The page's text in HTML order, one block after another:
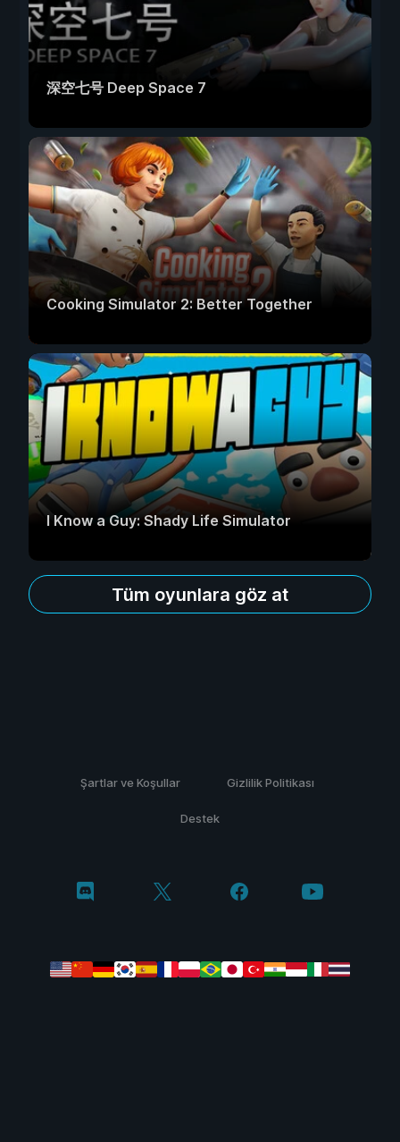
深空七号 Deep Space 7
Cooking Simulator 2: Better Together
I Know a Guy: Shady Life Simulator
Tüm oyunlara göz at
Şartlar ve Koşullar Gizlilik Politikası
Destek